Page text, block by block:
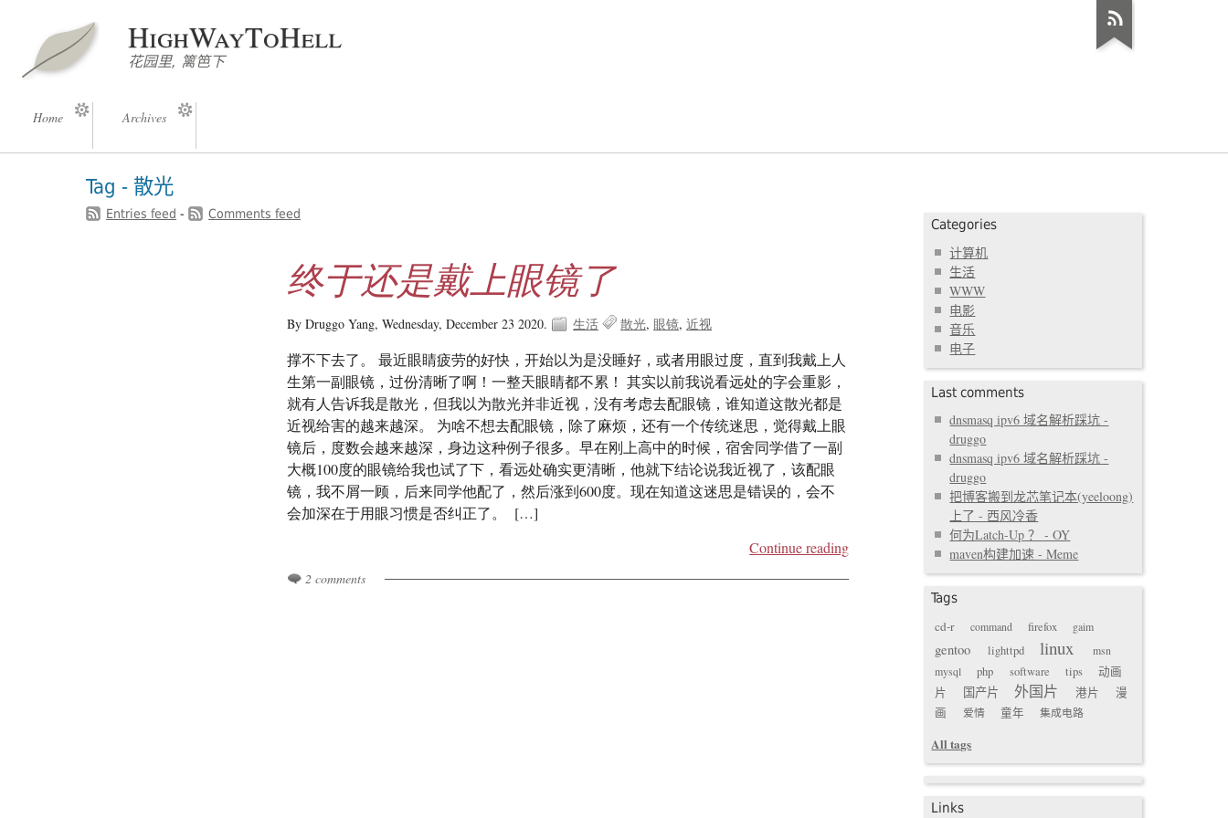
HighWayToHell
花园里, 篱笆下
Home Archives
Tag - 散光
Entries feed - Comments feed
终于还是戴上眼镜了
By Druggo Yang,Wednesday, December 23 2020. 生活 散光 眼镜 近视
撑不下去了。 最近眼睛疲劳的好快，开始以为是没睡好，或者用眼过度，直到我戴上人
生第一副眼镜，过份清晰了啊！一整天眼睛都不累！ 其实以前我说看远处的字会重影，
就有人告诉我是散光，但我以为散光并非近视，没有考虑去配眼镜，谁知道这散光都是
近视给害的越来越深。 为啥不想去配眼镜，除了麻烦，还有一个传统迷思，觉得戴上眼
镜后，度数会越来越深，身边这种例子很多。早在刚上高中的时候，宿舍同学借了一副
大概100度的眼镜给我也试了下，看远处确实更清晰，他就下结论说我近视了，该配眼
镜，我不屑一顾，后来同学他配了，然后涨到600度。现在知道这迷思是错误的，会不
会加深在于用眼习惯是否纠正了。 […]
Continue reading
2 comments
Categories
计算机
生活
WWW
电影
音乐
电子
Last comments
dnsmasq ipv6 域名解析踩坑 -
druggo
dnsmasq ipv6 域名解析踩坑 -
druggo
把博客搬到龙芯笔记本(yeeloong)
上了 - 西风冷香
何为Latch-Up ？ - OY
maven构建加速 - Meme
Tags
cd-r
command firefox gaim
gentoo lighttpd linux
msn
mysql
php software tips
动画
片
国产片 外国片 港片
漫
画
爱情 童年 集成电路
All tags
Links